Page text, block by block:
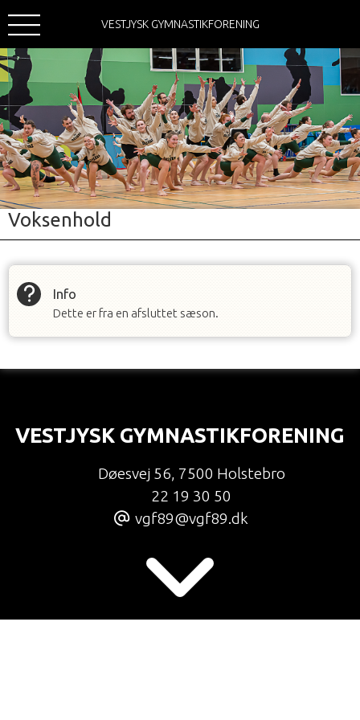
VESTJYSK GYMNASTIKFORENING
Voksenhold
Info
Dette er fra en afsluttet sæson.
VESTJYSK GYMNASTIKFORENING
Døesvej 56, 7500 Holstebro
22 19 30 50
vgf89@vgf89.dk